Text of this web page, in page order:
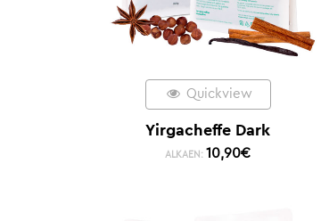
Quickview
Yirgacheffe Dark
ALKAEN: 10,90€